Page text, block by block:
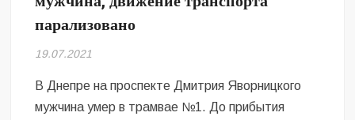
Безугла закликає валити Сирського
Світові бренди одягу та взуття: розвиток ринку та вплив на
сучасну моду
Командувач ВМС Неїжпапа закликав не дестабілізувати ситуацію
навколо керівництва армії
парализовано
19.07.2021
В Днепре на проспекте Дмитрия Яворницкого
мужчина умер в трамвае №1. До прибытия